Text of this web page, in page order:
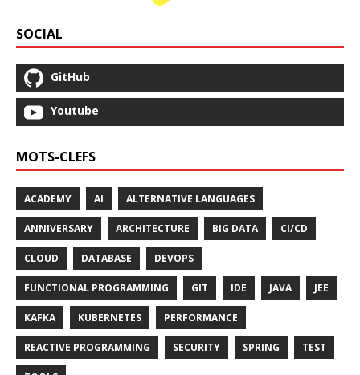
SOCIAL
GitHub
Youtube
MOTS-CLEFS
ACADEMY AI ALTERNATIVE LANGUAGES
ANNIVERSARY ARCHITECTURE BIG DATA CI/CD
CLOUD DATABASE DEVOPS
FUNCTIONAL PROGRAMMING GIT IDE JAVA JEE
KAFKA KUBERNETES PERFORMANCE
REACTIVE PROGRAMMING SECURITY SPRING TEST